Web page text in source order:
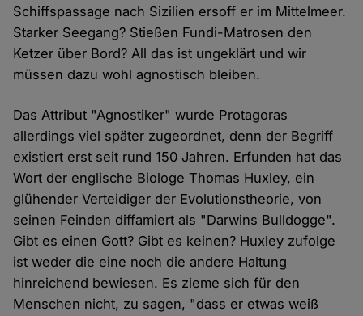
Schiffspassage nach Sizilien ersoff er im Mittelmeer.
Starker Seegang? Stießen Fundi-Matrosen den
Ketzer über Bord? All das ist ungeklärt und wir
müssen dazu wohl agnostisch bleiben.
Das Attribut "Agnostiker" wurde Protagoras
allerdings viel später zugeordnet, denn der Begriff
existiert erst seit rund 150 Jahren. Erfunden hat das
Wort der englische Biologe Thomas Huxley, ein
glühender Verteidiger der Evolutionstheorie, von
seinen Feinden diffamiert als "Darwins Bulldogge".
Gibt es einen Gott? Gibt es keinen? Huxley zufolge
ist weder die eine noch die andere Haltung
hinreichend bewiesen. Es zieme sich für den
Menschen nicht, zu sagen, "dass er etwas weiß